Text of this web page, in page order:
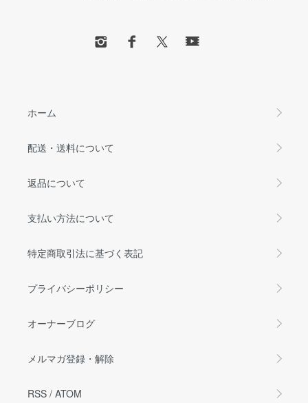
ホーム
配送・送料について
返品について
支払い方法について
特定商取引法に基づく表記
プライバシーポリシー
オーナーブログ
メルマガ登録・解除
RSS / ATOM